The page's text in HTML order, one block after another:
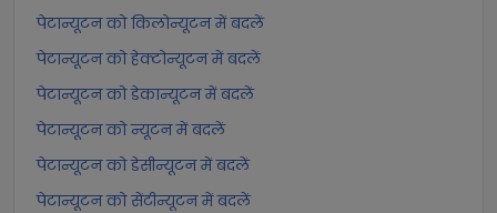
पेटान्यूटन को किलोन्यूटन में बदलें
पेटान्यूटन को हेक्टोन्यूटन में बदलें
पेटान्यूटन को डेकान्यूटन में बदलें
पेटान्यूटन को न्यूटन में बदलें
पेटान्यूटन को डेसीन्यूटन में बदलें
पेटान्यूटन को सेंटीन्यूटन में बदलें